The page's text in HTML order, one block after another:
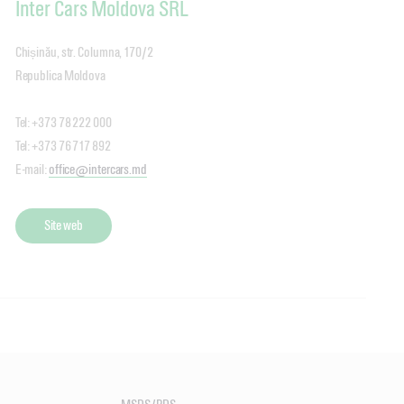
Inter Cars Moldova SRL
Chișinău, str. Columna, 170/2
Republica Moldova
Tel: +373 78 222 000
Tel: +373 76 717 892
E-mail: office@intercars.md
Site web